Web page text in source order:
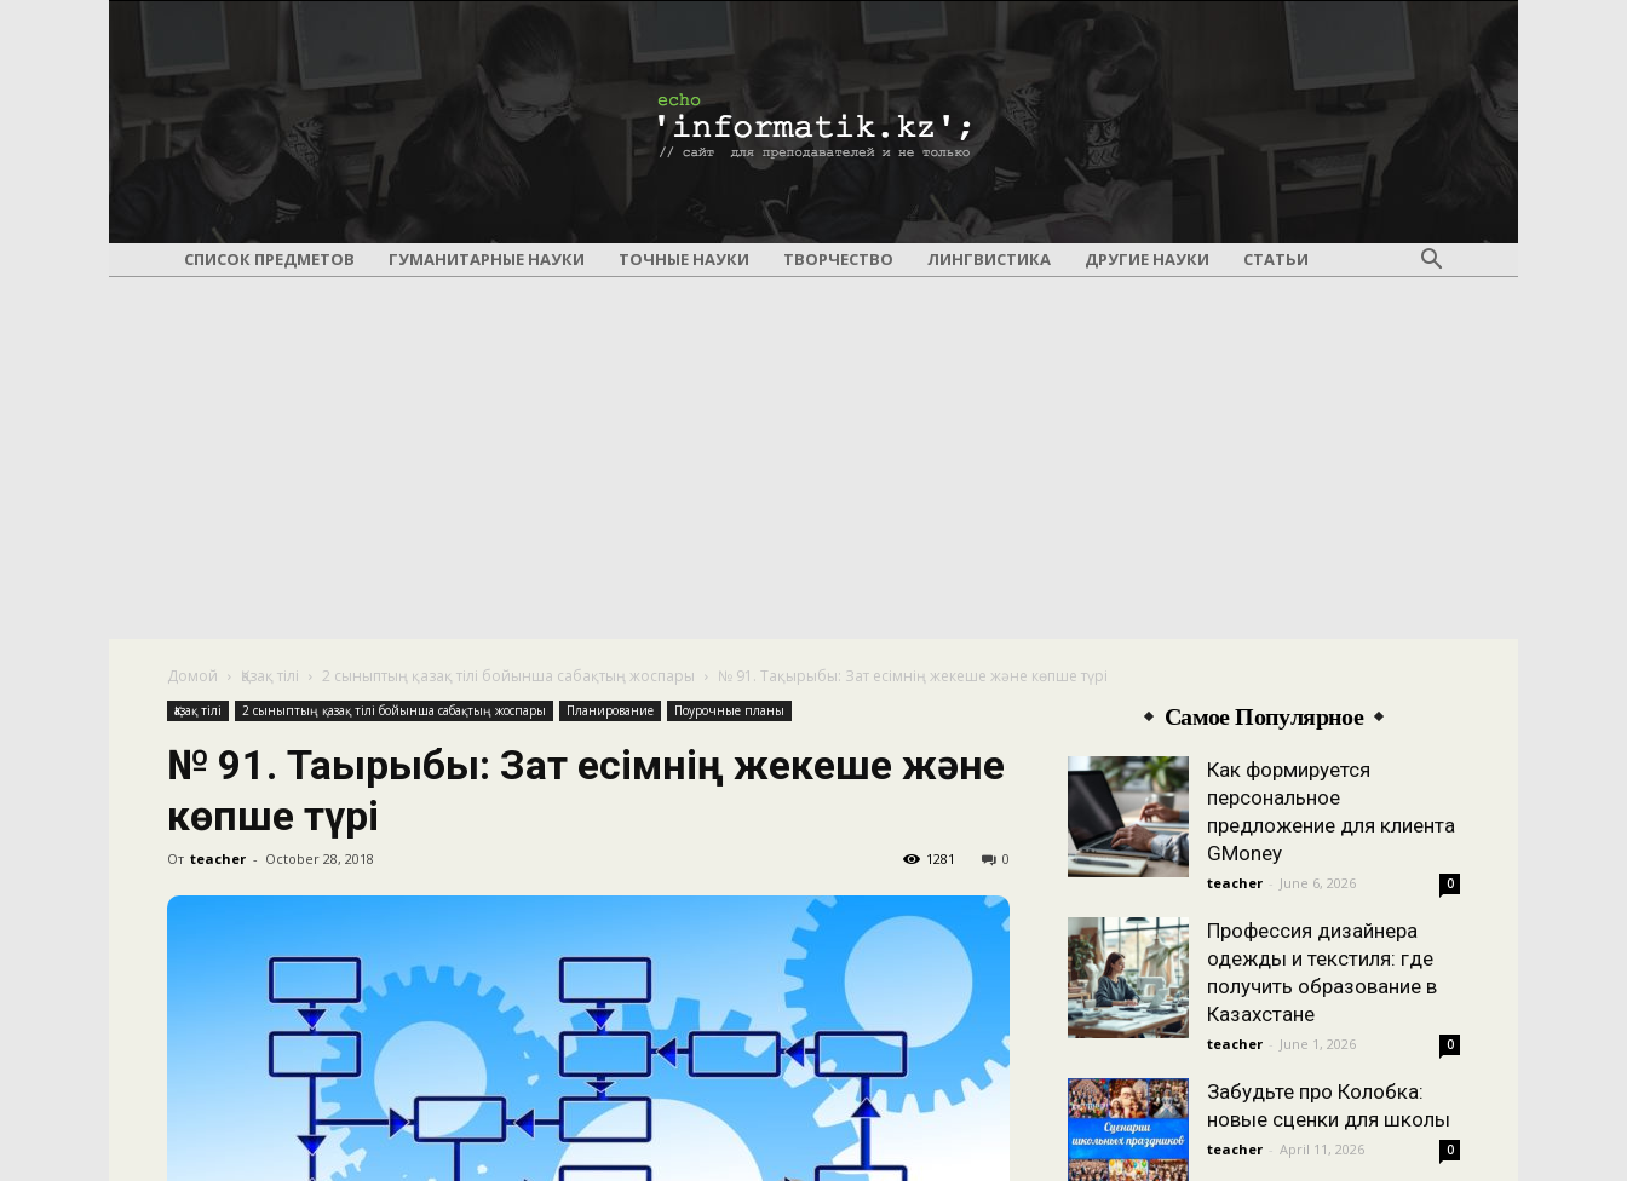
ПОУРОЧНОЕ
СПИСОК ПРЕДМЕТОВ ГУМАНИТАРНЫЕ НАУКИ ТОЧНЫЕ НАУКИ ТВОРЧЕСТВО ЛИНГВИСТИКА ДРУГИЕ НАУКИ СТАТЬИ
Домой Қазақ тілі 2 сыныптың қазақ тілі бойынша сабақтың жоспары № 91. Тақырыбы: Зат есімнің жекеше және көпше түрі
Қазақ тілі 2 сыныптың қазақ тілі бойынша сабақтың жоспары Планирование Поурочные планы
№ 91. Тақырыбы: Зат есімнің жекеше және
көпше түрі
От teacher - October 28, 2018 0
1281
Самое Популярное
Как формируется
персональное
предложение для клиента
GMoney
teacher - June 6, 2026 0
Профессия дизайнера
одежды и текстиля: где
получить образование в
Казахстане
teacher - June 1, 2026 0
Забудьте про Колобка:
новые сценки для школы
teacher - April 11, 2026 0